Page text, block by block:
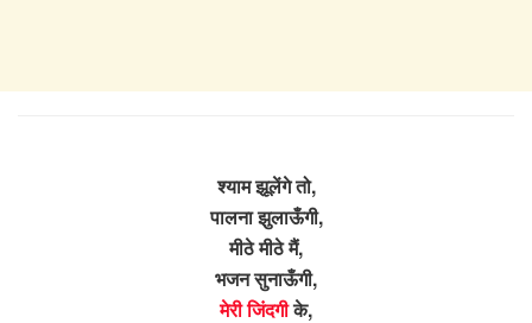
श्याम झूलेंगे तो,
पालना झुलाऊँगी,
मीठे मीठे मैं,
भजन सुनाऊँगी,
मेरी जिंदगीके,